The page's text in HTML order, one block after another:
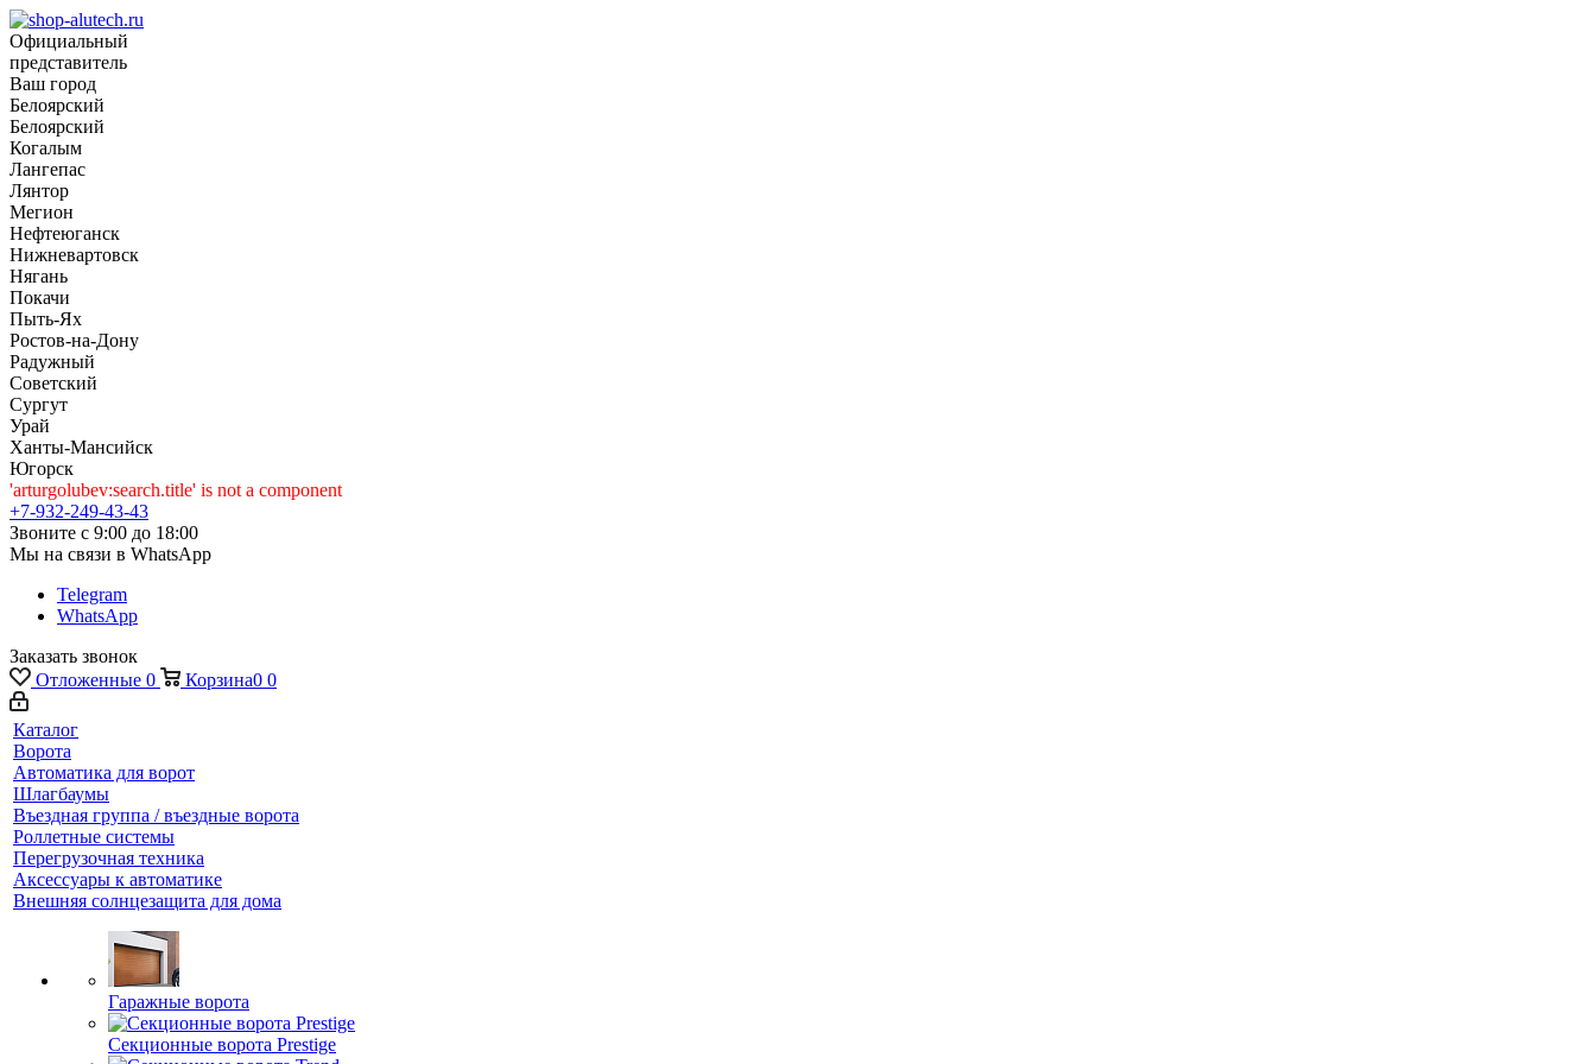
Официальный
представитель
Ваш город
Белоярский
Белоярский
Когалым
Лангепас
Лянтор
Мегион
Нефтеюганск
Нижневартовск
Нягань
Покачи
Пыть-Ях
Рoстов-на-Дону
Радужный
Советский
Сургут
Урай
Ханты-Мансийск
Югорск
'arturgolubev:search.title' is not a component
+7-932-249-43-43
Звоните с 9:00 до 18:00
Мы на связи в WhatsApp
Telegram
WhatsApp
Заказать звонок
Отложенные 0 Корзина0 0
Каталог
Ворота
Автоматика для ворот
Шлагбаумы
Въездная группа / въездные ворота
Роллетные системы
Перегрузочная техника
Аксессуары к автоматике
Внешняя солнцезащита для дома
Гаражные ворота
Секционные ворота Prestige